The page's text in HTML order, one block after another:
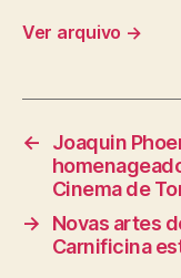
Ver arquivo →
←
Joaquin
Cinema de
→
Novas artes
Carnificina